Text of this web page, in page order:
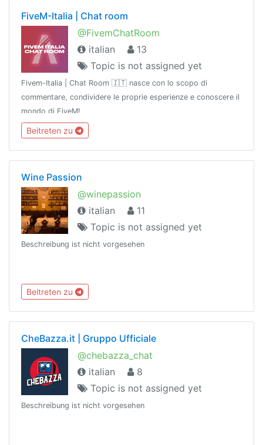
FiveM-Italia | Chat room
@FivemChatRoom
italian
13
Topic is not assigned yet
Fivem-Italia | Chat Room 🇮🇹 nasce con lo scopo di
commentare, condividere le proprie esperienze e conoscere il
mondo di FiveM!
Beitreten zu
Wine Passion
@winepassion
italian
11
Topic is not assigned yet
Beschreibung ist nicht vorgesehen
Beitreten zu
CheBazza.it | Gruppo Ufficiale
@chebazza_chat
italian
8
Topic is not assigned yet
Beschreibung ist nicht vorgesehen